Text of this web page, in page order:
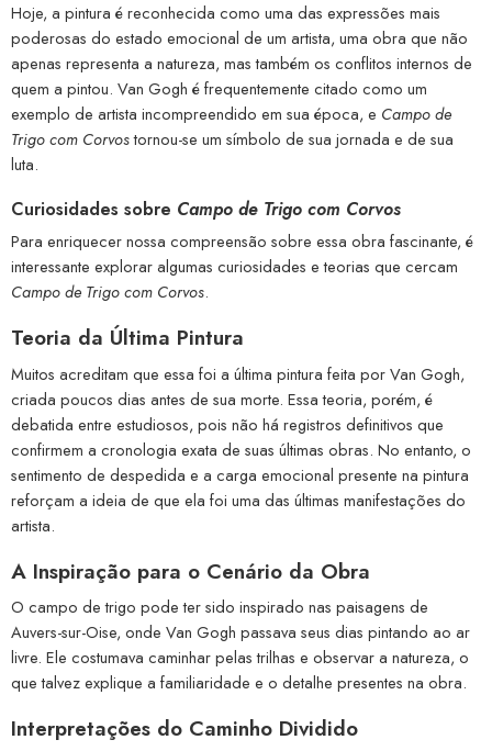
Hoje, a pintura é reconhecida como uma das expressões mais
poderosas do estado emocional de um artista, uma obra que não
apenas representa a natureza, mas também os conflitos internos de
quem a pintou. Van Gogh é frequentemente citado como um
exemplo de artista incompreendido em sua época, e Campo de
Trigo com Corvostornou-se um símbolo de sua jornada e de sua
luta.
Curiosidades sobre Campo de Trigo com Corvos
Para enriquecer nossa compreensão sobre essa obra fascinante, é
interessante explorar algumas curiosidades e teorias que cercam
Campo de Trigo com Corvos.
Teoria da Última Pintura
Muitos acreditam que essa foi a última pintura feita por Van Gogh,
criada poucos dias antes de sua morte. Essa teoria, porém, é
debatida entre estudiosos, pois não há registros definitivos que
confirmem a cronologia exata de suas últimas obras. No entanto, o
sentimento de despedida e a carga emocional presente na pintura
reforçam a ideia de que ela foi uma das últimas manifestações do
artista.
A Inspiração para o Cenário da Obra
O campo de trigo pode ter sido inspirado nas paisagens de
Auvers-sur-Oise, onde Van Gogh passava seus dias pintando ao ar
livre. Ele costumava caminhar pelas trilhas e observar a natureza, o
que talvez explique a familiaridade e o detalhe presentes na obra.
Interpretações do Caminho Dividido